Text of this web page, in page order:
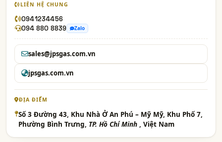
LIÊN HỆ CHUNG
0941234456
094 880 8839
Zalo
sales@jpsgas.com.vn
jpsgas.com.vn
ĐỊA ĐIỂM
Số 3 Đường 43, Khu Nhà Ở An Phú – Mỹ Mỹ, Khu Phố 7,
Phường Bình Trưng, TP. Hồ Chí Minh , Việt Nam